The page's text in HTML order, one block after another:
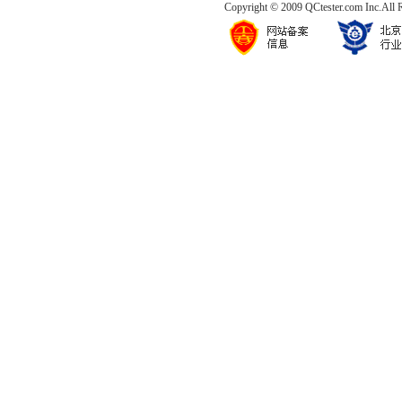
Copyright © 2009 QCtester.com Inc.All